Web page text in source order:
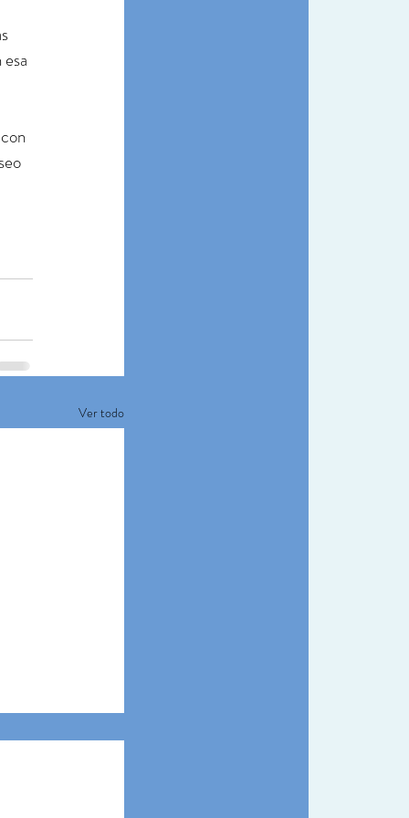
Ver todo